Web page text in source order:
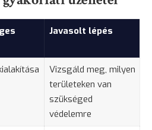
Javasolt lépés
Vizsgáld meg, milyen
területeken van
szükséged
védelemre